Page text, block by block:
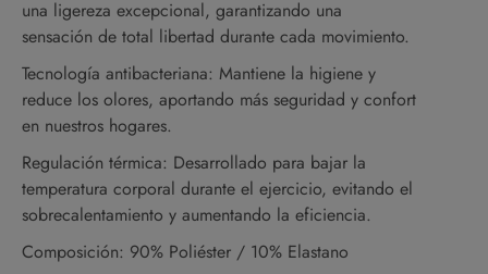
una ligereza excepcional, garantizando una
sensación de total libertad durante cada movimiento.
Tecnología antibacteriana: Mantiene la higiene y
reduce los olores, aportando más seguridad y confort
en nuestros hogares.
Regulación térmica: Desarrollado para bajar la
temperatura corporal durante el ejercicio, evitando el
sobrecalentamiento y aumentando la eficiencia.
Composición: 90% Poliéster / 10% Elastano